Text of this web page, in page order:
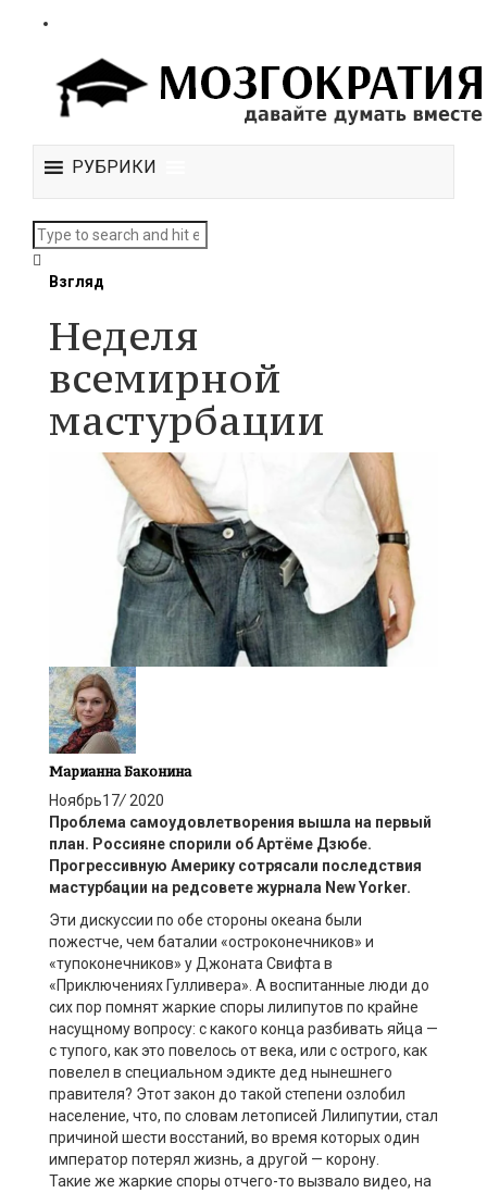
РУБРИКИ
Взгляд
Неделя
всемирной
мастурбации
Марианна Баконина
Ноябрь17/ 2020
Проблема самоудовлетворения вышла на первый
план. Россияне спорили об Артёме Дзюбе.
Прогрессивную Америку сотрясали последствия
мастурбации на редсовете журнала New Yorker.
Эти дискуссии по обе стороны океана были
пожестче, чем баталии «остроконечников» и
«тупоконечников» у Джоната Свифта в
«Приключениях Гулливера». А воспитанные люди до
сих пор помнят жаркие споры лилипутов по крайне
насущному вопросу: с какого конца разбивать яйца —
с тупого, как это повелось от века, или с острого, как
повелел в специальном эдикте дед нынешнего
правителя? Этот закон до такой степени озлобил
население, что, по словам летописей Лилипутии, стал
причиной шести восстаний, во время которых один
император потерял жизнь, а другой — корону.
Такие же жаркие споры отчего-то вызвало видео, на